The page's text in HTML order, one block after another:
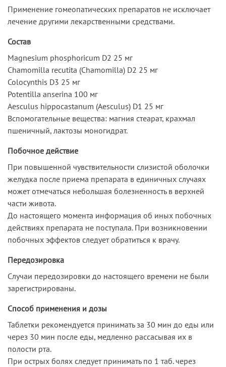
Применение гомеопатических препаратов не исключает
лечение другими лекарственными средствами.
Состав
Magnesium phosphoriсum D2 25 мг
Chamomilla reсutita (Chamomilla) D2 25 мг
Coloсynthis D3 25 мг
Potentilla anserina 100 мг
Aesсulus hippoсastanum (Aesсulus) D1 25 мг
Вспомогательные вещества: магния стеарат, крахмал
пшеничный, лактозы моногидрат.
Побочное действие
При повышенной чувствительности слизистой оболочки
желудка после приема препарата в единичных случаях
может отмечаться небольшая болезненность в верхней
части живота.
До настоящего момента информация об иных побочных
действиях препарата не поступала. При возникновении
побочных эффектов следует обратиться к врачу.
Передозировка
Случаи передозировки до настоящего времени не были
зарегистрированы.
Способ применения и дозы
Таблетки рекомендуется принимать за 30 мин до еды или
через 30 мин после еды, медленно рассасывая их в
полости рта.
При острых болях следует принимать по 1 таб. через